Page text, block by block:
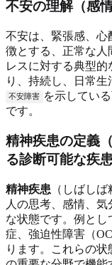
不安の理解（感
不安は、緊張感、心
徴とする、正常な人
レスに対する典型
り、持続し、日常
不安障害 を示してい
です。
精神疾患の定義
る診断可能な疾患
精神疾患 （しばし
人の思考、感情、
な状態です。例とし
症、強迫性障害（
ります。これらの